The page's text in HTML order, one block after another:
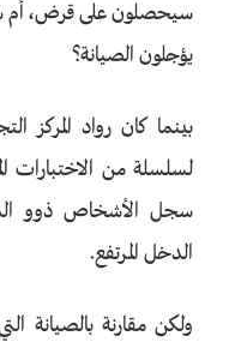
سيحصلون على قرض، أم
يؤجلون الصيانة؟
بينما كان رواد المركز
لسلسلة من الاختبارات
سجل الأشخاص ذوو
الدخل المرتفع.